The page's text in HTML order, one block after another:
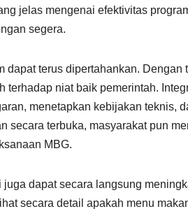
jelas mengenai efektivitas
segera.
dapat terus dipertahankan.
niat baik pemerintah.
menetapkan kebijakan teknis,
secara terbuka, masyarakat pun
MBG.
dapat secara langsung
secara detail apakah menu